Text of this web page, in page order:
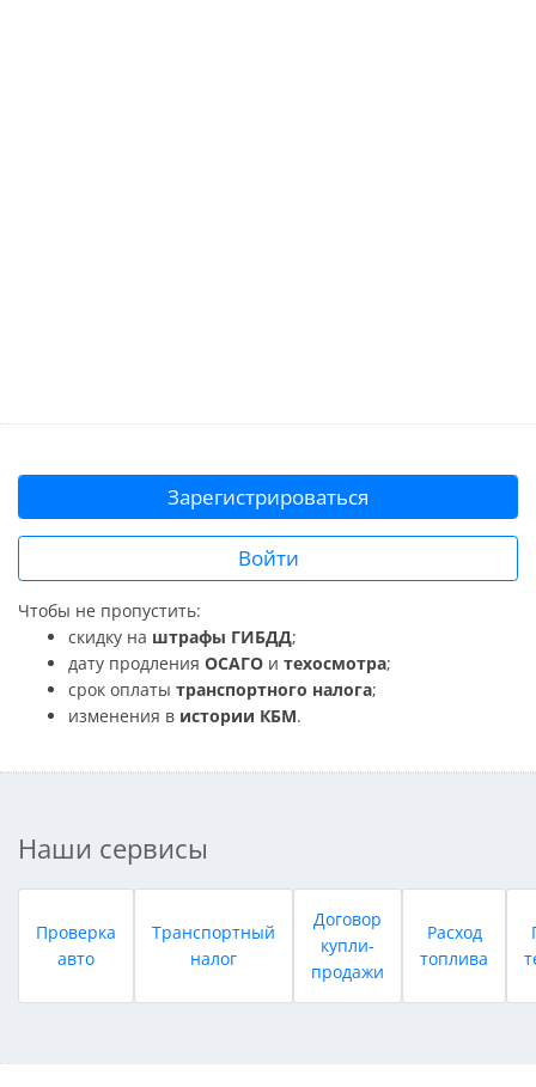
Зарегистрироваться
Войти
Чтобы не пропустить:
скидку на штрафы ГИБДД;
дату продления ОСАГО и техосмотра;
срок оплаты транспортного налога;
изменения в истории КБМ.
Наши сервисы
Проверка
авто
Транспортный
налог
Договор
купли-
продажи
Расход
топлива